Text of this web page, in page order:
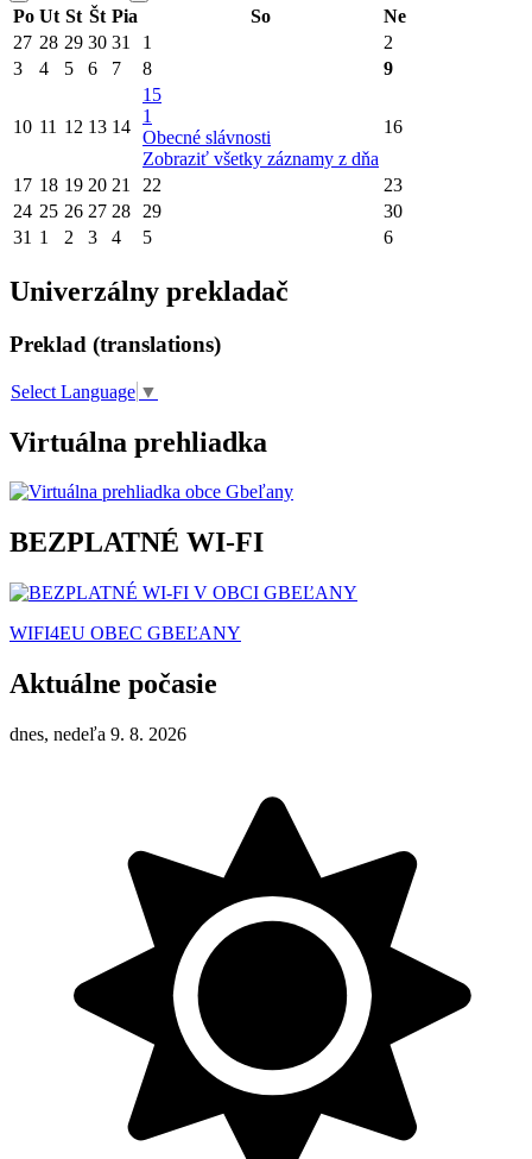
Po Ut St Št Pia So
Ne
27 28 29 30 31 1
2
3
4 5 6 7 8 9
10 11 12 13 14
15
1
Obecné slávnosti
Zobraziť všetky záznamy z dňa
16
17 18 19 20 21 22
23
24 25 26 27 28 29
30
31 1 2 3 4 5 6
Univerzálny prekladač
Preklad (translations)
Select Language ▼
Virtuálna prehliadka
BEZPLATNÉ WI-FI
WIFI4EU OBEC GBEĽANY
Aktuálne počasie
dnes, nedeľa 9. 8. 2026